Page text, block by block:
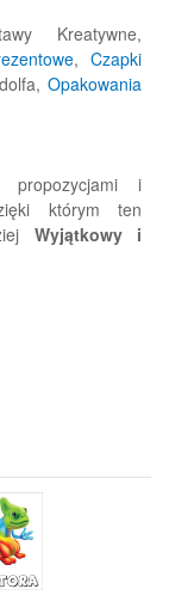
Kreatywne,
, Czapki
Opakowania
propozycjami i
którym ten
Wyjątkowy i